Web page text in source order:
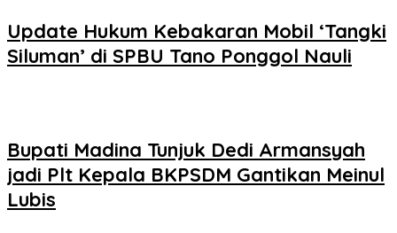
Update Hukum Kebakaran Mobil ‘Tangki
Siluman’ di SPBU Tano Ponggol Nauli
Bupati Madina Tunjuk Dedi Armansyah
jadi Plt Kepala BKPSDM Gantikan Meinul
Lubis